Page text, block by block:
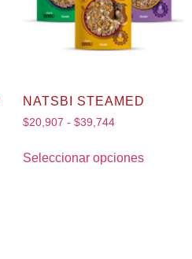
NATSBI STEAMED
$20,907 - $39,744
Seleccionar opciones